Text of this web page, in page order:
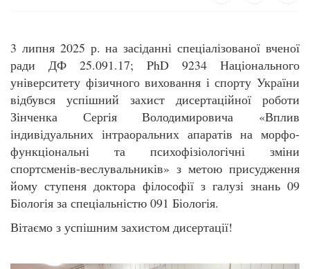
3 липня 2025 р.на засіданні спеціалізованої вченої
ради ДФ 25.091.17; PhD 9234 Національного
університету фізичного виховання і спорту України
відбувся успішний захист дисертаційної роботи
Зінченка Сергія Володимировича «Вплив
індивідуальних інтраоральних апаратів на морфо-
функціональні та психофізіологічні зміни
спортсменів-веслувальників» з метою присудження
йому ступеня доктора філософії з галузі знань 09
Біологія за спеціальністю 091 Біологія.
Вітаємо з успішним захистом дисертації!